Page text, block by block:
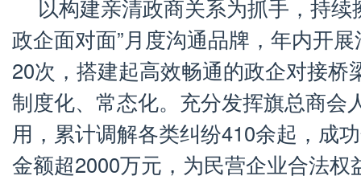
以构建亲清政商关系为抓手，持续
政企面对面”月度沟通品牌，年内开
20次，搭建起高效畅通的政企对接桥
制度化、常态化。充分发挥旗总商会
用，累计调解各类纠纷410余起，成
金额超2000万元，为民营企业合法权